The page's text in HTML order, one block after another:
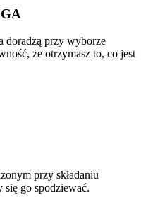
przy wyborze
że otrzymasz to, co jest
przy składaniu
go spodziewać.